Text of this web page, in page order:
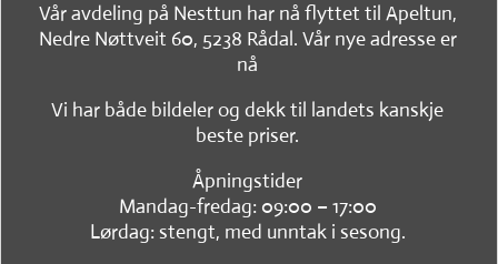
Vår avdeling på Nesttun har nå flyttet til Apeltun,
Nedre Nøttveit 60, 5238 Rådal. Vår nye adresse er
nå
Vi har både bildeler og dekk til landets kanskje
beste priser.
Åpningstider
Mandag-fredag: 09:00 – 17:00
Lørdag: stengt, med unntak i sesong.